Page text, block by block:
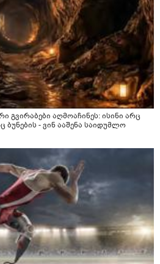
გვირაბები აღმოაჩინეს: ისინი არც
ბუნების - ვინ ააშენა საიდუმლო